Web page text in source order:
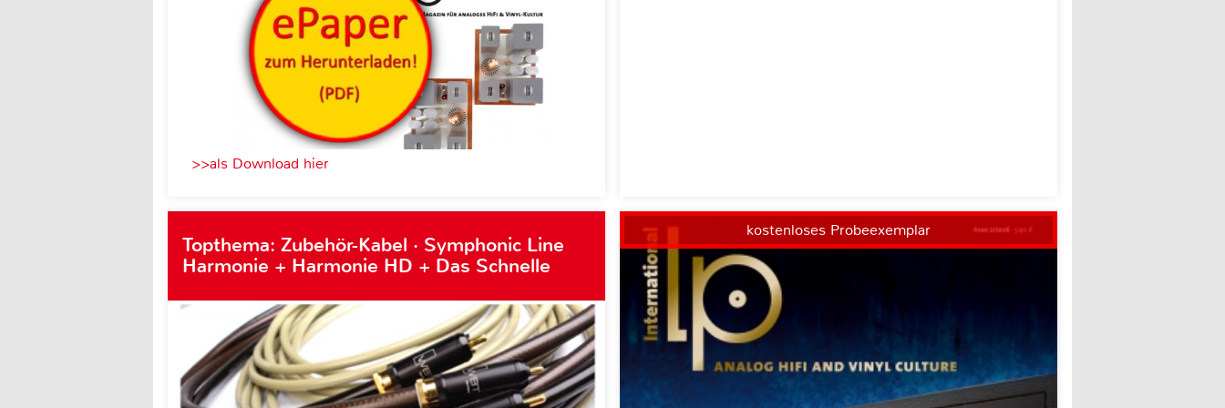
>>als Download hier
Topthema: Zubehör-Kabel · Symphonic Line
Harmonie + Harmonie HD + Das Schnelle
kostenloses Probeexemplar